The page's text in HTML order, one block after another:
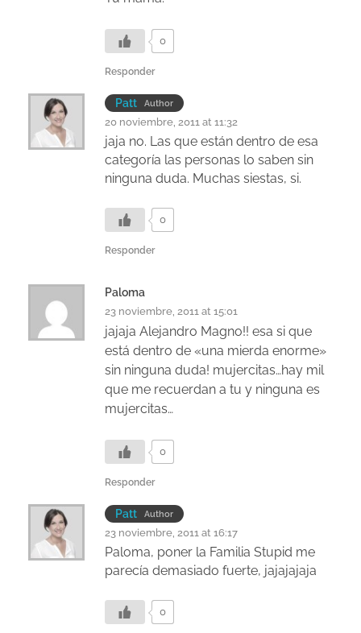
0
Responder
Patt Author
20 noviembre, 2011 at 11:32
jaja no. Las que están dentro de esa
categoría las personas lo saben sin
ninguna duda. Muchas siestas, si.
0
Responder
Paloma
23 noviembre, 2011 at 15:01
jajaja Alejandro Magno!! esa si que
está dentro de «una mierda enorme»
sin ninguna duda! mujercitas…hay mil
que me recuerdan a tu y ninguna es
mujercitas…
0
Responder
Patt Author
23 noviembre, 2011 at 16:17
Paloma, poner la Familia Stupid me
parecía demasiado fuerte, jajajajaja
0